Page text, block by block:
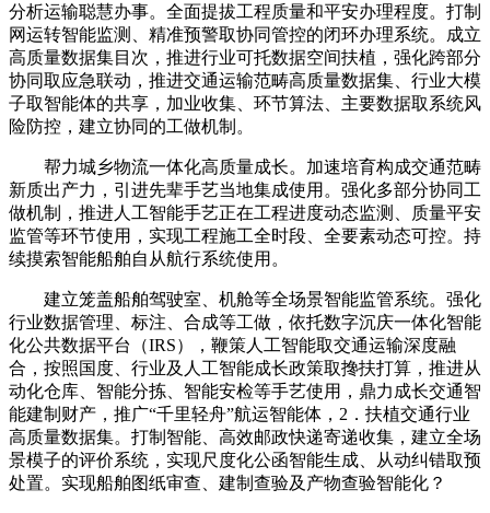
分析运输聪慧办事。全面提拔工程质量和平安办理程度。打制
网运转智能监测、精准预警取协同管控的闭环办理系统。成立
高质量数据集目次，推进行业可托数据空间扶植，强化跨部分
协同取应急联动，推进交通运输范畴高质量数据集、行业大模
子取智能体的共享，加业收集、环节算法、主要数据取系统风
险防控，建立协同的工做机制。
帮力城乡物流一体化高质量成长。加速培育构成交通范畴
新质出产力，引进先辈手艺当地集成使用。强化多部分协同工
做机制，推进人工智能手艺正在工程进度动态监测、质量平安
监管等环节使用，实现工程施工全时段、全要素动态可控。持
续摸索智能船舶自从航行系统使用。
建立笼盖船舶驾驶室、机舱等全场景智能监管系统。强化
行业数据管理、标注、合成等工做，依托数字沉庆一体化智能
化公共数据平台（IRS），鞭策人工智能取交通运输深度融
合，按照国度、行业及人工智能成长政策取搀扶打算，推进从
动化仓库、智能分拣、智能安检等手艺使用，鼎力成长交通智
能建制财产，推广“千里轻舟”航运智能体，2．扶植交通行业
高质量数据集。打制智能、高效邮政快递寄递收集，建立全场
景模子的评价系统，实现尺度化公函智能生成、从动纠错取预
处置。实现船舶图纸审查、建制查验及产物查验智能化？